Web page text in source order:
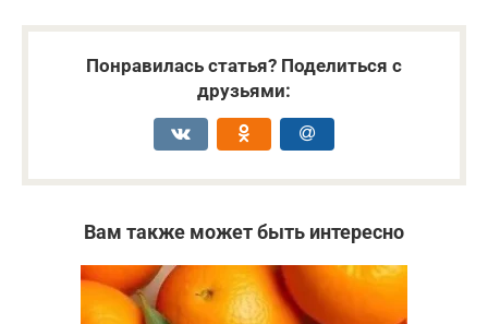
Понравилась статья? Поделиться с
друзьями:
Вам также может быть интересно